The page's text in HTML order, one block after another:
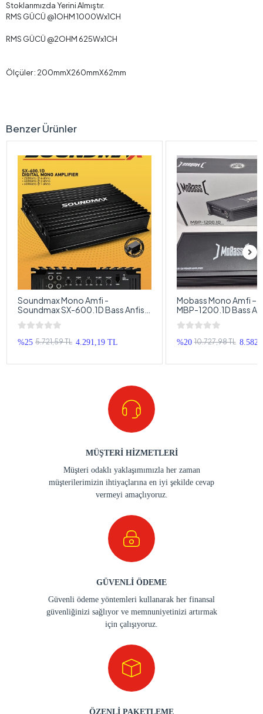
Stoklarımızda Yerini Almıştır.
RMS GÜCÜ @1OHM 1000Wx1CH
RMS GÜCÜ @2OHM 625Wx1CH
Ölçüler : 200mmX260mmX62mm
Benzer Ürünler
Soundmax Mono Amfi -
Soundmax SX-600.1D Bass Anfisi
- 600RMS
%25 5.721,59 TL 4.291,19 TL
Mobass Mono Amfi –
MBP-1200.1D Bass
Kontrollü Mono Anfi
%20 10.727,98 TL
MÜŞTERİ HİZMETLERİ
Müşteri odaklı yaklaşımımızla her zaman
müşterilerimizin ihtiyaçlarına en iyi şekilde cevap
vermeyi amaçlıyoruz.
GÜVENLİ ÖDEME
Güvenli ödeme yöntemleri kullanarak her finansal
güvenliğinizi sağlıyor ve memnuniyetinizi artırmak
için çalışıyoruz.
ÖZENLİ PAKETLEME